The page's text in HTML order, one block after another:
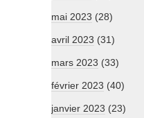
mai 2023 (28)
avril 2023 (31)
mars 2023 (33)
février 2023 (40)
janvier 2023 (23)